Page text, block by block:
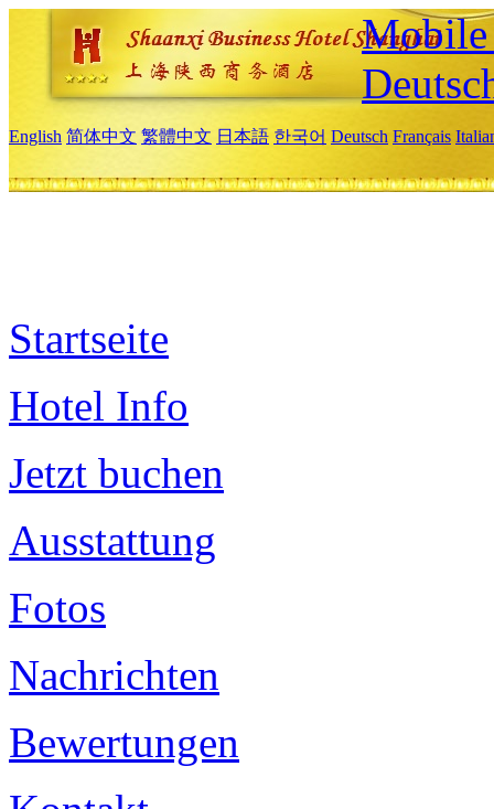
Mobile
English 简体中文 繁體中文 日本語 한국어 Deutsch Français
Startseite
Hotel Info
Jetzt buchen
Ausstattung
Fotos
Nachrichten
Bewertungen